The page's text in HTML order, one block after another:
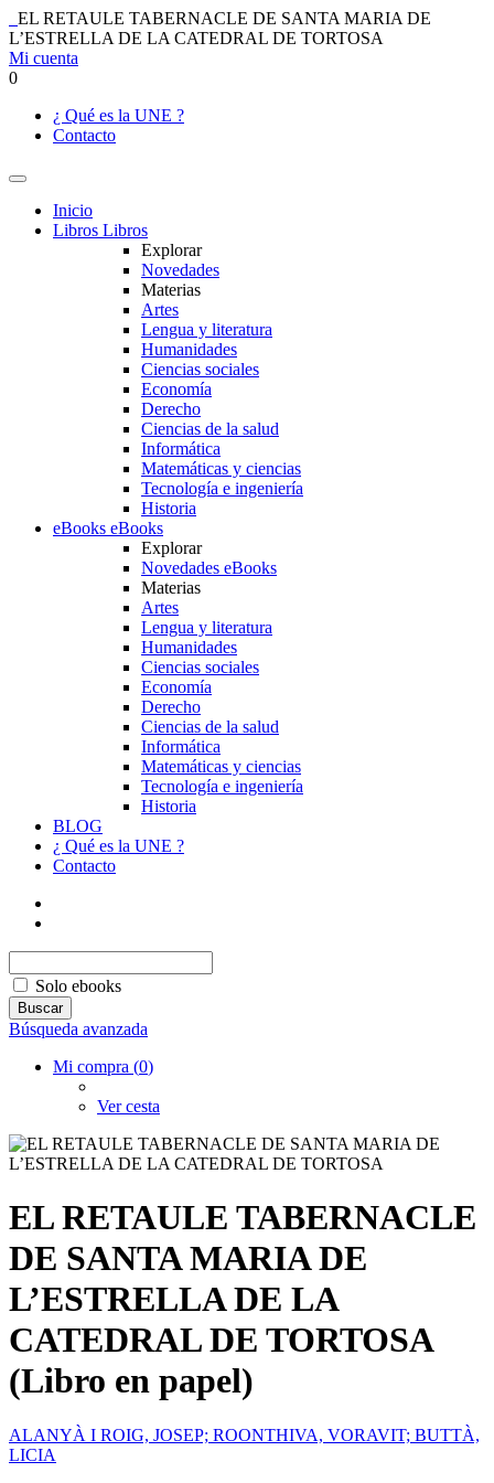
EL RETAULE TABERNACLE DE SANTA MARIA DE
L’ESTRELLA DE LA CATEDRAL DE TORTOSA
Mi cuenta
0
¿ Qué es la UNE ?
Contacto
Inicio
Libros Libros
Explorar
Novedades
Materias
Artes
Lengua y literatura
Humanidades
Ciencias sociales
Economía
Derecho
Ciencias de la salud
Informática
Matemáticas y ciencias
Tecnología e ingeniería
Historia
eBooks eBooks
Explorar
Novedades eBooks
Materias
Artes
Lengua y literatura
Humanidades
Ciencias sociales
Economía
Derecho
Ciencias de la salud
Informática
Matemáticas y ciencias
Tecnología e ingeniería
Historia
BLOG
¿ Qué es la UNE ?
Contacto
Solo ebooks
Búsqueda avanzada
Mi compra (0)
Ver cesta
EL RETAULE TABERNACLE
DE SANTA MARIA DE
L’ESTRELLA DE LA
CATEDRAL DE TORTOSA
(Libro en papel)
ALANYÀ I ROIG, JOSEP; ROONTHIVA, VORAVIT; BUTTÀ,
LICIA